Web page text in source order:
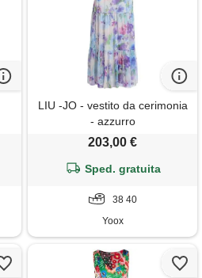
LIU -JO - vestito da cerimonia
- azzurro
203,00 €
Sped. gratuita
38 40
Yoox